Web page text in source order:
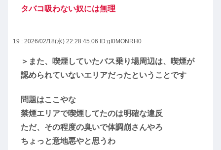
タバコ吸わない奴には無理
19 : 2026/02/18(水) 22:28:45.06 ID:gI0MONRH0
＞また、喫煙していたバス乗り場周辺は、喫煙が
認められていないエリアだったということです
問題はここやな
禁煙エリアで喫煙してたのは明確な違反
ただ、その程度の臭いで体調崩さんやろ
ちょっと意地悪やと思うわ